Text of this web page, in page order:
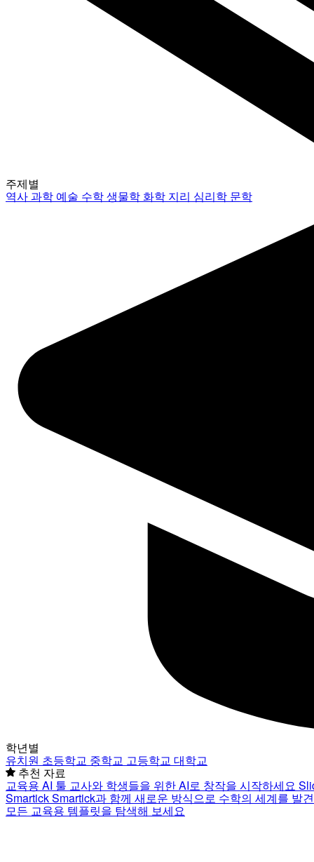
주제별
역사과학 예술 수학생물학 화학 지리 심리학 문학
학년별
유치원 초등학교 중학교 고등학교 대학교
추천 자료
교육용 AI 툴 교사와 학생들을 위한 AI로 창작을 시작하세요
SmartickSmartick과 함께 새로운 방식으로 수학의 세계를 발
모든 교육용 템플릿을 탐색해 보세요